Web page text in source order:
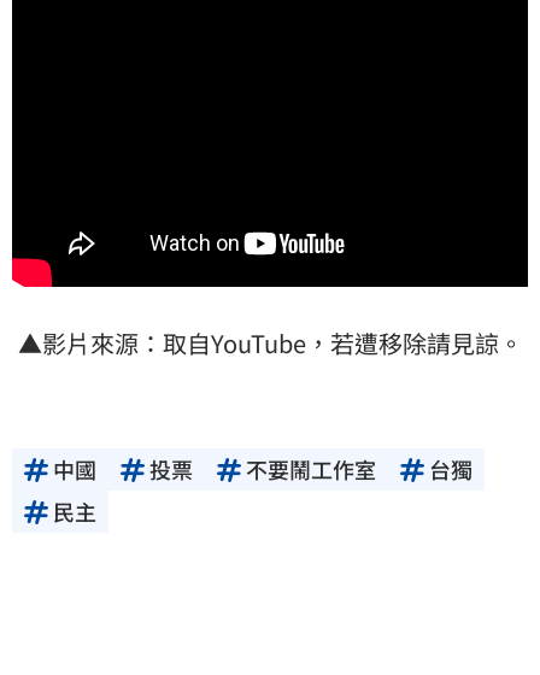
▲影片來源：取自YouTube，若遭移除請見諒。
中國 投票 不要鬧工作室
台獨
民主